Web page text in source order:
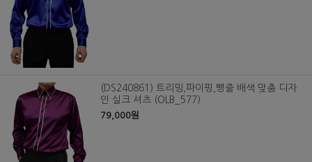
(DS240861) 트리밍,파이핑,삥줄 배색 맞춤 디자
인 실크 셔츠 (OLB_577)
79,000원